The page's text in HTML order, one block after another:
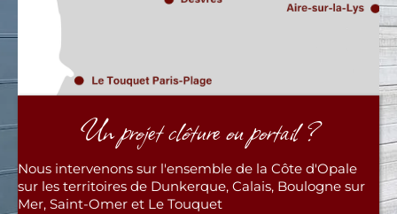
Un projet clôture ou portail ?
Nous intervenons sur l'ensemble de la Côte d'Opale
sur les territoires de Dunkerque, Calais, Boulogne sur
Mer, Saint-Omer et Le Touquet